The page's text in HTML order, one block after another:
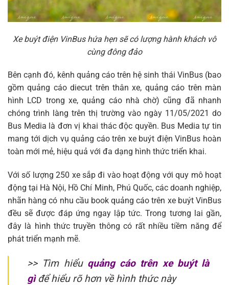
Xe buýt điện VinBus hứa hẹn sẽ có lượng hành khách vô
cùng đông đảo
Bên cạnh đó, kênh quảng cáo trên hệ sinh thái VinBus (bao
gồm quảng cáo diecut trên thân xe, quảng cáo trên màn
hình LCD trong xe, quảng cáo nhà chờ) cũng đã nhanh
chóng trình làng trên thị trường vào ngày 11/05/2021 do
Bus Media là đơn vị khai thác độc quyền. Bus Media tự tin
mang tới dịch vụ quảng cáo trên xe buýt điện VinBus hoàn
toàn mới mẻ, hiệu quả với đa dạng hình thức triển khai.
Với số lượng 250 xe sắp đi vào hoạt động với quy mô hoạt
động tại Hà Nội, Hồ Chí Minh, Phú Quốc, các doanh nghiệp,
nhãn hàng có nhu cầu book quảng cáo trên xe buýt VinBus
đều sẽ được đáp ứng ngay lập tức. Trong tương lai gần,
đây là hình thức truyền thông có rất nhiều tiềm năng để
phát triển mạnh mẽ.
>> Tìm hiểu quảng cáo trên xe buýt là
gìđể hiểu rõ hơn về hình thức này